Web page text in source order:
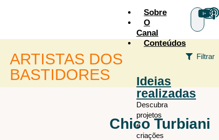
Sobre
O
Canal
Conteúdos
Ideias
realizadas
Descubra
projetos
e
criações
ARTISTAS DOS
BASTIDORES
Filtrar
todos os
artistas
Chico Turbiani